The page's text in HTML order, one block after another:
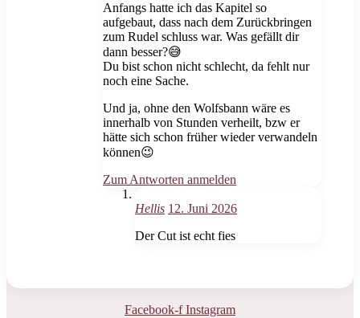
Anfangs hatte ich das Kapitel so
aufgebaut, dass nach dem Zurückbringen
zum Rudel schluss war. Was gefällt dir
dann besser?😅
Du bist schon nicht schlecht, da fehlt nur
noch eine Sache.
Und ja, ohne den Wolfsbann wäre es
innerhalb von Stunden verheilt, bzw er
hätte sich schon früher wieder verwandeln
können😉
Zum Antworten anmelden
Hellis 12. Juni 2026
Der Cut ist echt fies
Facebook-f Instagram